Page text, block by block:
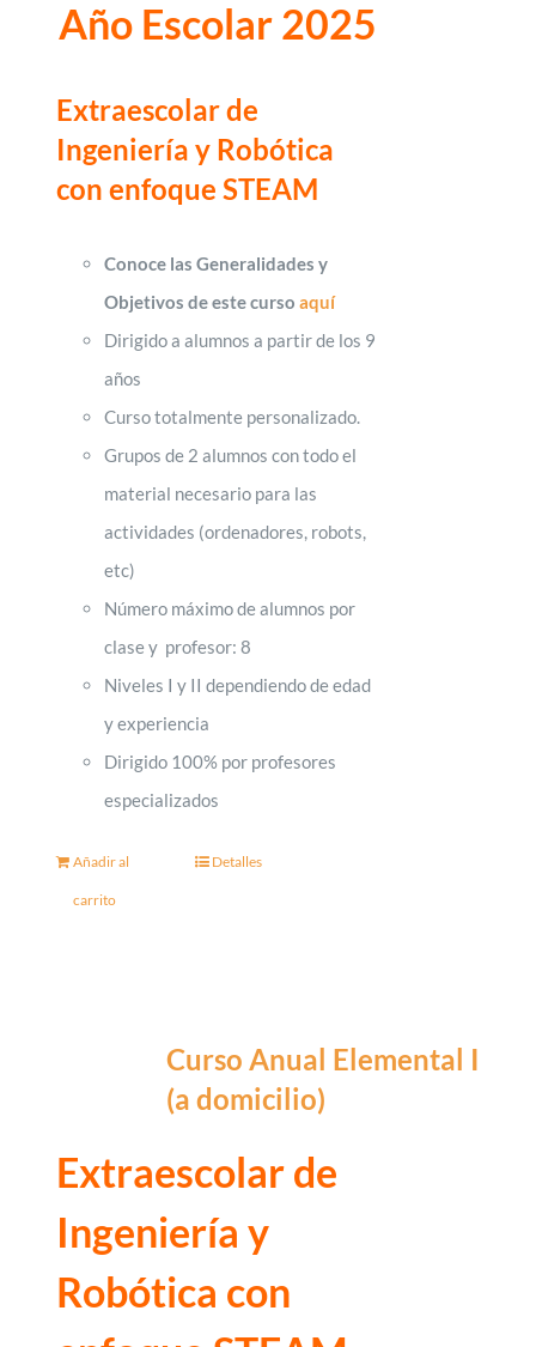
Año Escolar 2025
Extraescolar de
Ingeniería y Robótica
con enfoque STEAM
Conoce las Generalidades y
Objetivos de este cursoaquí
Dirigido a alumnos a partir de los 9
años
Curso totalmente personalizado.
Grupos de 2 alumnos con todo el
material necesario para las
actividades (ordenadores, robots,
etc)
Número máximo de alumnos por
clase y profesor: 8
Niveles I y II dependiendo de edad
y experiencia
Dirigido 100% por profesores
especializados
Añadir al
carrito
Detalles
Curso Anual Elemental I
(a domicilio)
Extraescolar de
Ingeniería y
Robótica con